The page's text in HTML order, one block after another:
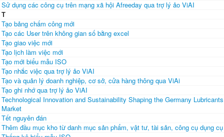
Sử dụng các công cụ trên mạng xã hội Afreeday qua trợ lý ảo ViAI
T
Tạo bảng chấm công mới
Tạo các User trên không gian số bằng excel
Tạo giao việc mới
Tạo lịch làm việc mới
Tạo mới biểu mẫu ISO
Tạo nhắc việc qua trợ lý ảo ViAI
Tạo và quản lý doanh nghiệp, cơ sở, cửa hàng thông qua ViAi
Tạo ghi nhớ qua trợ lý ảo ViAI
Technological Innovation and Sustainability Shaping the Germany Lubricants
Market
Tết nguyên đán
Thêm đầu mục kho từ danh mục sản phẩm, vật tư, tài sản, công cụ dụng cụ